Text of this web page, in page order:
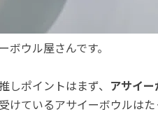
ウル屋さんです。
しポイントはまず、 アサイ
けているアサイーボウルは